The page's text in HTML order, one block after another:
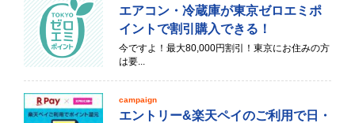
エアコン・冷蔵庫が東京ゼロエミポ
イントで割引購入できる！
今ですよ！最大80,000円割引！東京にお住みの方
は要...
campaign
エントリー&楽天ペイのご利用で日・